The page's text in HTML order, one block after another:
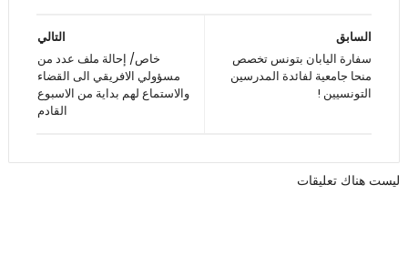
التالي
خاص/ إحالة ملف عدد من
مسؤولي الافريقي الى القضاء
والاستماع لهم بداية من الاسبوع
القادم
السابق
سفارة اليابان بتونس تخصص
منحا جامعية لفائدة المدرسين
التونسيين !
ليست هناك تعليقات